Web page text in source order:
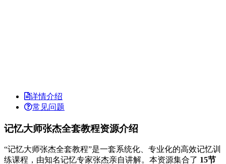
详情介绍
常见问题
记忆大师张杰全套教程资源介绍
“记忆大师张杰全套教程”是一套系统化、专业化的高效记忆训
练课程，由知名记忆专家张杰亲自讲解。本资源集合了 15节